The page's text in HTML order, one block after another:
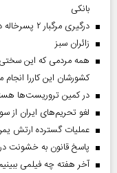
بانکی
درگیری مرگبار ۲ پسرخاله در پارک
‌زائران سبز
همه مردمی که این
کشورشان این کاررا
در کمین تروریست‌ها
لغو تحریم‌های ایران از
عملیات گسترده ارتش
پاسخ قانون به خشونت در
آخر هفته چه فیلمی